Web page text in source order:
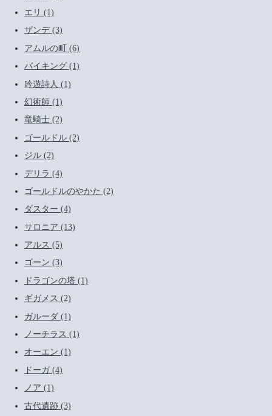
エリ (1)
ザンデ (3)
アムルの町 (6)
バイキング (1)
吟遊詩人 (1)
幻術師 (1)
竜騎士 (2)
ゴールドル (2)
ジル (2)
デリラ (4)
ゴールドルのやかた (2)
ダスター (4)
サロニア (13)
アルス (5)
ゴーン (3)
ドラゴンの塔 (1)
ギガメス (2)
ガルーダ (1)
ノーチラス (1)
オーエン (1)
ドーガ (4)
ノア (1)
古代遺跡 (3)